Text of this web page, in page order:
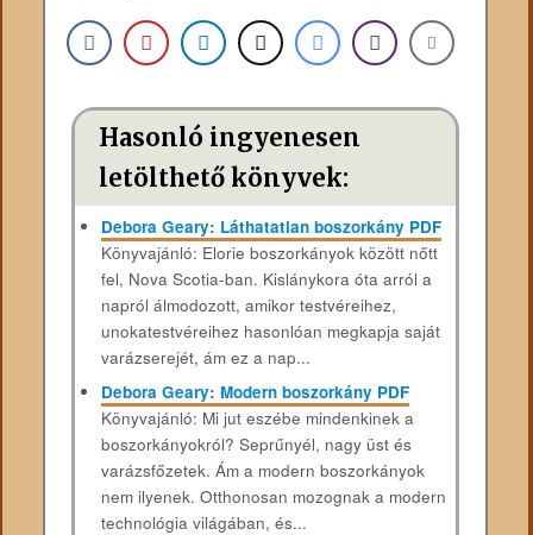
Hasonló ingyenesen
letölthető könyvek:
Debora Geary: Láthatatlan boszorkány PDF
Könyvajánló: Elorie boszorkányok között nőtt
fel, Nova Scotia-ban. Kislánykora óta arról a
napról álmodozott, amikor testvéreihez,
unokatestvéreihez hasonlóan megkapja saját
varázserejét, ám ez a nap...
Debora Geary: Modern ​boszorkány PDF
Könyvajánló: Mi jut eszébe mindenkinek a
boszorkányokról? Seprűnyél, nagy üst és
varázsfőzetek. Ám a modern boszorkányok
nem ilyenek. Otthonosan mozognak a modern
technológia világában, és...